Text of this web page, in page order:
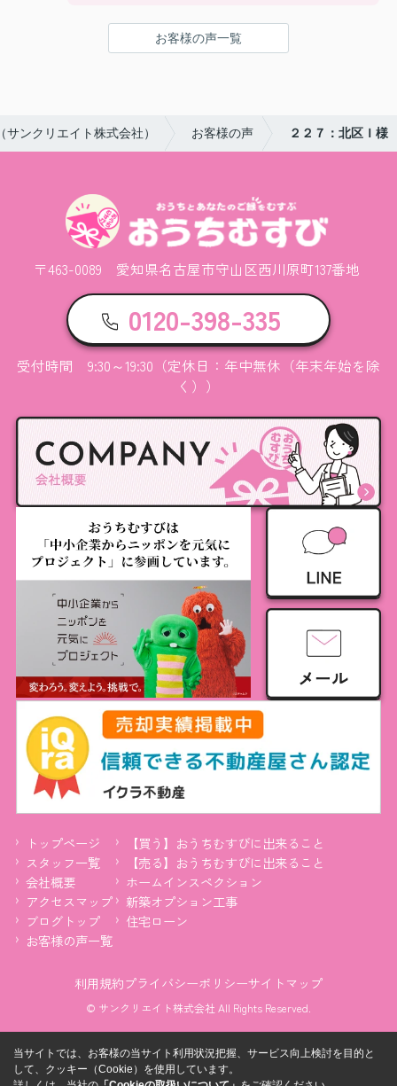
お客様の声一覧
ンクリエイト株式会社） お客様の声 ２２７：北区Ｉ様
〒463-0089 愛知県名古屋市守山区西川原町137番地
0120-398-335
受付時間 9:30～19:30（定休日：年中無休（年末年始を除
く））
トップページ
【買う】おうちむすびに出来ること
スタッフ一覧
【売る】おうちむすびに出来ること
会社概要
ホームインスペクション
アクセスマップ
新築オプション工事
ブログトップ
住宅ローン
お客様の声一覧
利用規約プライバシーポリシーサイトマップ
© サンクリエイト株式会社 All Rights Reserved.
当サイトでは、お客様の当サイト利用状況把握、サービス向上検討を目的と
して、クッキー（Cookie）を使用しています。